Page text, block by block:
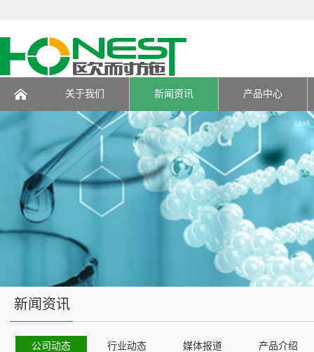
关于我们 新闻资讯 产品中心
新闻资讯
公司动态 行业动态 媒体报道 产品介绍